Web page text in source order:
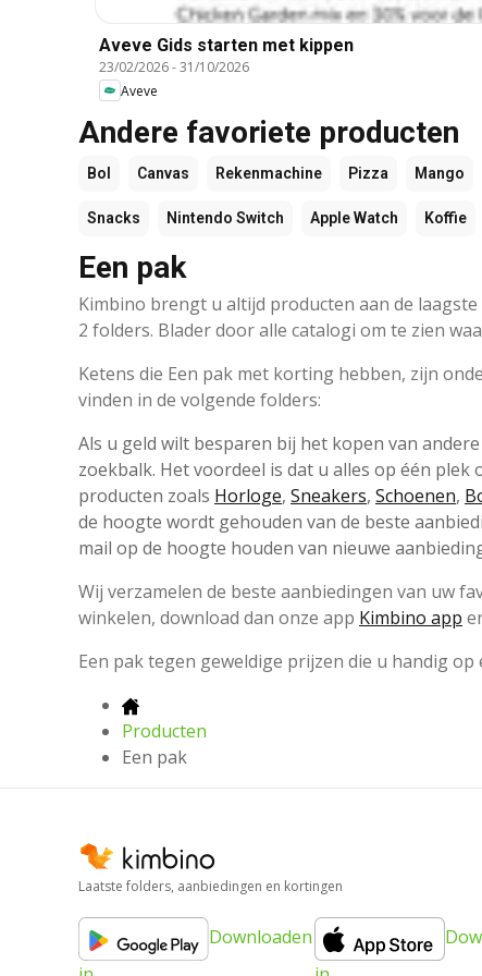
Aveve Gids starten met kippen
23/02/2026-31/10/2026
Aveve
Andere favoriete producten
Bol Canvas Rekenmachine Pizza Mango
Snacks Nintendo Switch Apple Watch Koffie
Een pak
Kimbino brengt u altijd producten aan de
2 folders. Blader door alle catalogi om te zien
Ketens die Een pak met korting hebben, zijn
vinden in de volgende folders:
Als u geld wilt besparen bij het kopen van
zoekbalk. Het voordeel is dat u alles op één
producten zoals Horloge, Sneakers, Schoenen,
de hoogte wordt gehouden van de beste
mail op de hoogte houden van nieuwe
Wij verzamelen de beste aanbiedingen van uw
winkelen, download dan onze app Kimbino app
Een pak tegen geweldige prijzen die u handig
Producten
Een pak
Laatste folders, aanbiedingen en kortingen
Downloaden